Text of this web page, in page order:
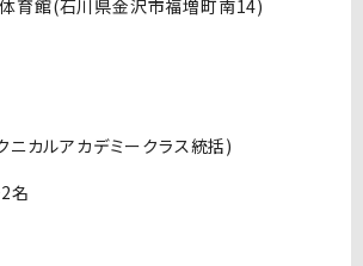
育館(石川県金沢市福増町南14)
カルアカデミークラス統括)
名